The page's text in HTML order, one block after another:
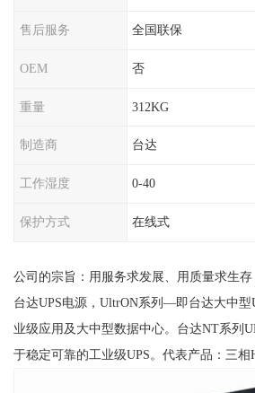
售后服务 全国联保
OEM 否
重量 312KG
制造商 台达
工作湿度 0-40
保护方式 在线式
公司的宗旨：用服务求发展、用质量求生存
台达UPS电源，UltrON系列—即台达大中型
业级应用及大中型数据中心。台达NT系列
于稳定可靠的工业级UPS。代表产品：三相